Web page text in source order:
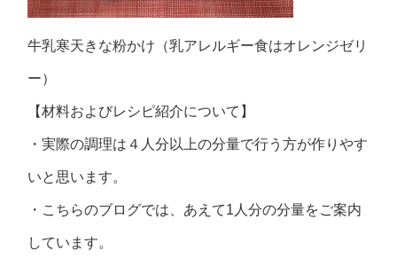
牛乳寒天きな粉かけ（乳アレルギー食はオレンジゼリ
ー）
【材料およびレシピ紹介について】
・実際の調理は４人分以上の分量で行う方が作りやす
いと思います。
・こちらのブログでは、あえて1人分の分量をご案内
しています。